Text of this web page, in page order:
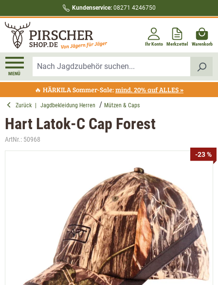
Kundenservice: 08271 4246750
Ihr Konto Merkzettel Warenkorb
MENÜ
🔥 HÄRKILA Sommer-Sale:mind. 20% auf ALLES »
Zurück Jagdbekleidung Herren Mützen & Caps
Hart Latok-C Cap Forest
ArtNr.: 50968
-23 %